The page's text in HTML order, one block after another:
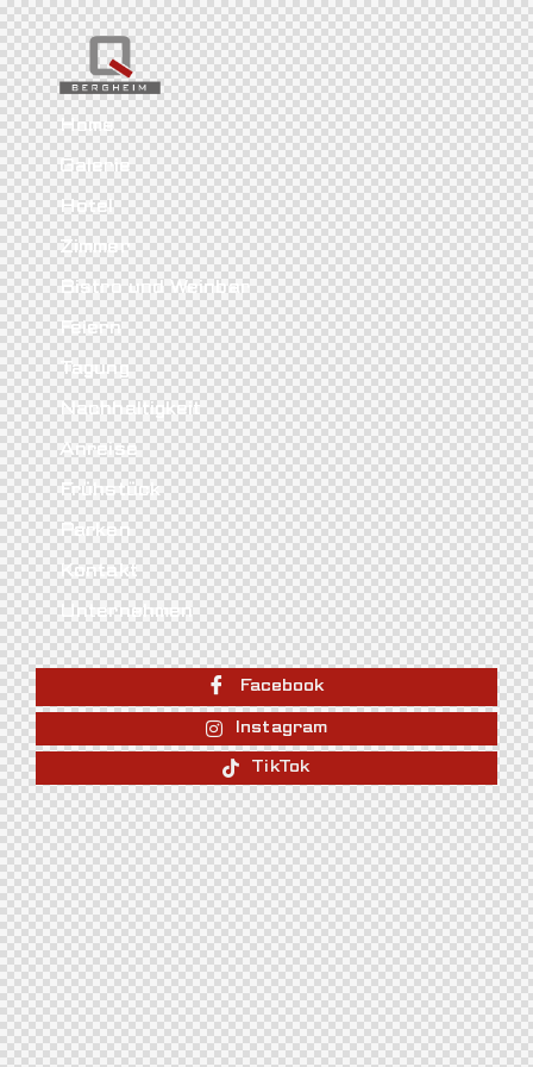
Home
Galerie
Hotel
Zimmer
Bistro und Weinbar
Feiern
Tagung
Nachhaltigkeit
Anreise
Frühstück
Parken
Kontakt
Unternehmen
Facebook
Instagram
TikTok